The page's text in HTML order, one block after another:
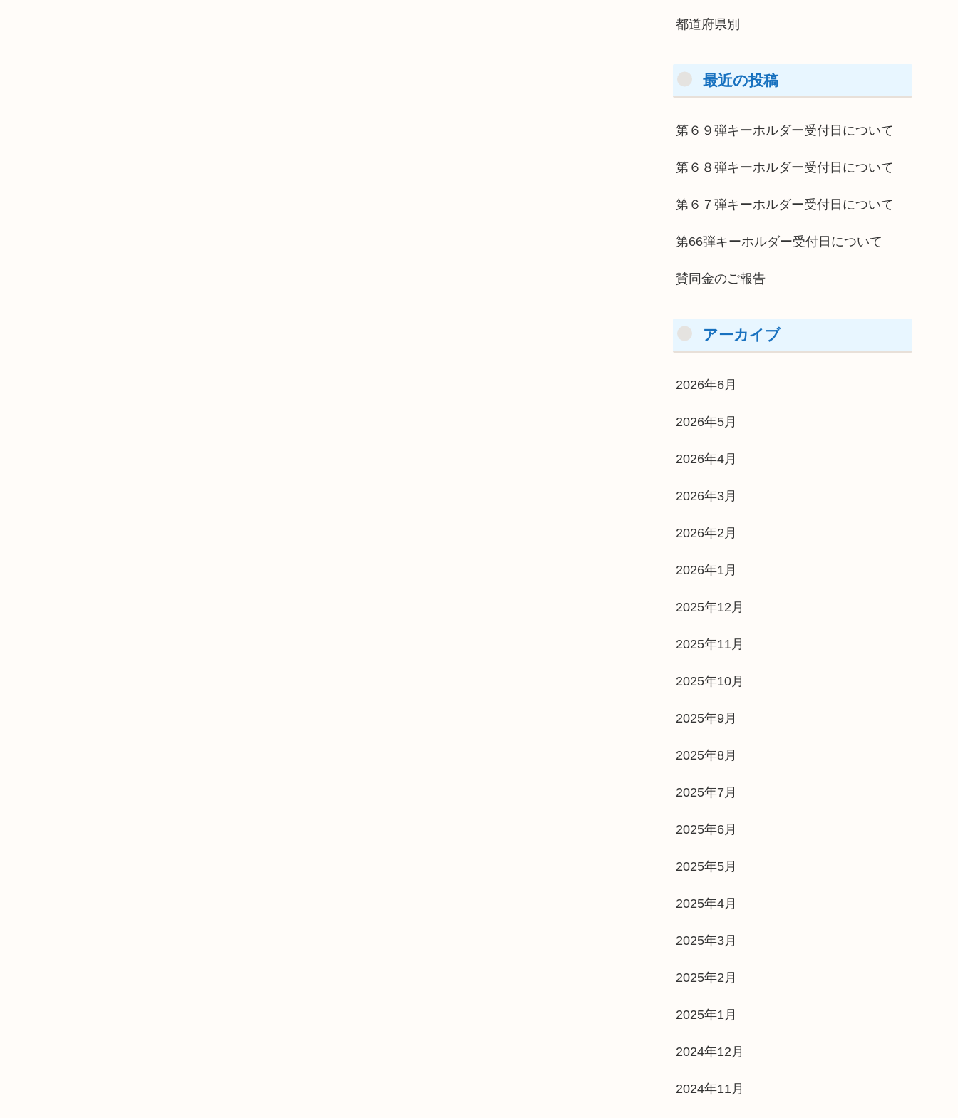
都道府県別
最近の投稿
第６９弾キーホルダー受付日について
第６８弾キーホルダー受付日について
第６７弾キーホルダー受付日について
第66弾キーホルダー受付日について
賛同金のご報告
アーカイブ
2026年6月
2026年5月
2026年4月
2026年3月
2026年2月
2026年1月
2025年12月
2025年11月
2025年10月
2025年9月
2025年8月
2025年7月
2025年6月
2025年5月
2025年4月
2025年3月
2025年2月
2025年1月
2024年12月
2024年11月